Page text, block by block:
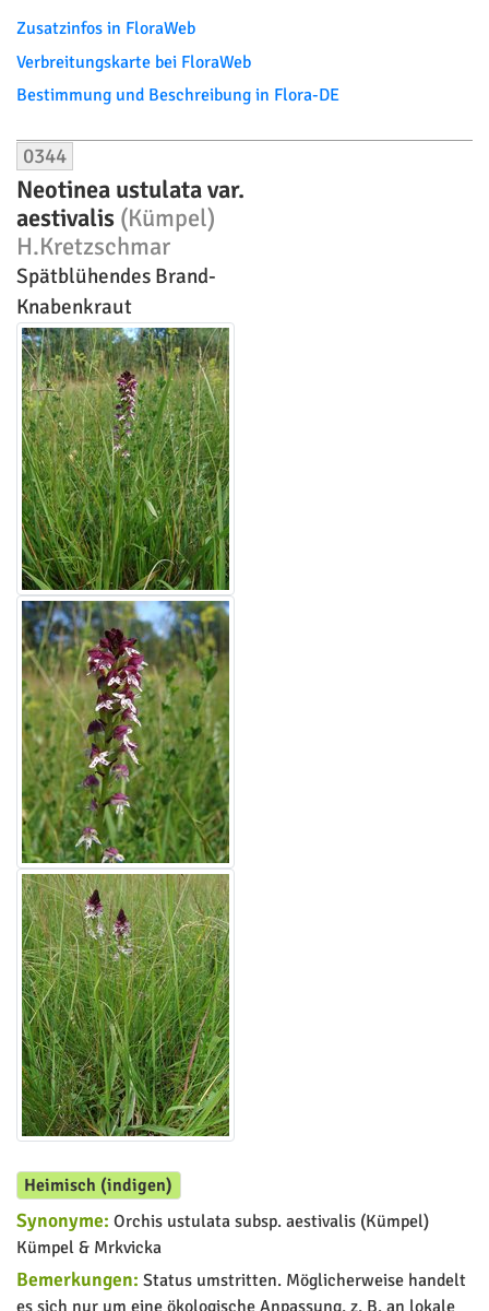
Zusatzinfos in FloraWeb
Verbreitungskarte bei FloraWeb
Bestimmung und Beschreibung in Flora-DE
0344
Neotinea ustulata var.
aestivalis (Kümpel)
H.Kretzschmar
Spätblühendes Brand-
Knabenkraut
Heimisch (indigen)
Synonyme: Orchis ustulata subsp. aestivalis (Kümpel)
Kümpel & Mrkvicka
Bemerkungen: Status umstritten. Möglicherweise handelt
es sich nur um eine ökologische Anpassung, z. B. an lokale